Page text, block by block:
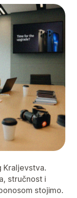
Kraljevstva.
stručnost i
stojimo.